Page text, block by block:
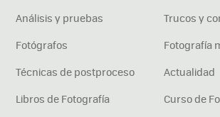
Análisis y pruebas
Trucos y
Fotógrafos
Fotografía
Técnicas de postproceso
Actualidad
Libros de Fotografía
Curso de